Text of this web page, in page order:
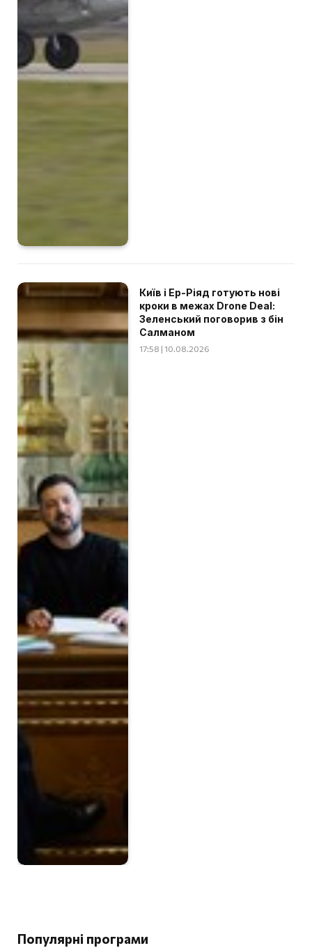
Київ і Ер-Ріяд готують нові
кроки в межах Drone Deal:
Зеленський поговорив з бін
Салманом
17:58 | 10.08.2026
Популярні програми